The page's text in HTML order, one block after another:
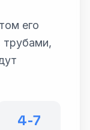
его
4-7